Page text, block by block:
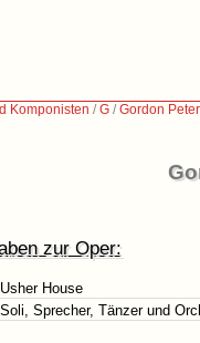
Komponisten /G /Gordon
zur Oper:
Usher House
Soli, Sprecher, Tänzer und